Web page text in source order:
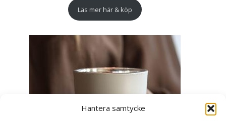
Hantera samtycke
Läs mer här & köp